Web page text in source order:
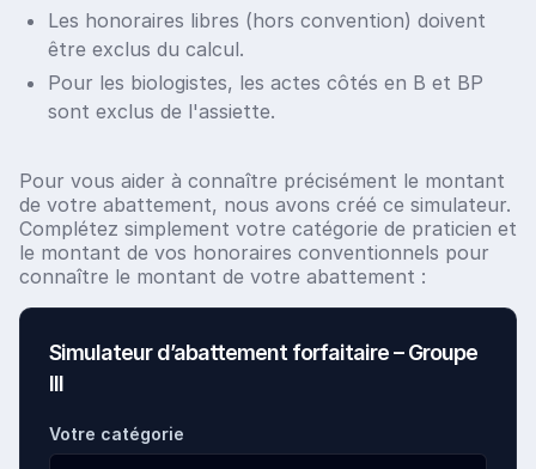
Les honoraires libres (hors convention) doivent
être exclus du calcul.
Pour les biologistes, les actes côtés en B et BP
sont exclus de l'assiette.
Pour vous aider à connaître précisément le montant
de votre abattement, nous avons créé ce simulateur.
Complétez simplement votre catégorie de praticien et
le montant de vos honoraires conventionnels pour
connaître le montant de votre abattement :
Simulateur d’abattement forfaitaire – Groupe
III
Votre catégorie